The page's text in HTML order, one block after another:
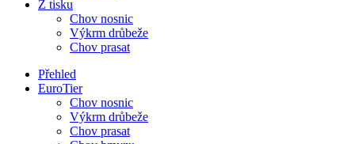
Z tisku
Chov nosnic
Výkrm drůbeže
Chov prasat
Přehled
EuroTier
Chov nosnic
Výkrm drůbeže
Chov prasat